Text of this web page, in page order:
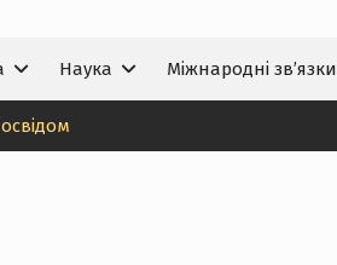
Наука Міжнародні зв’язки